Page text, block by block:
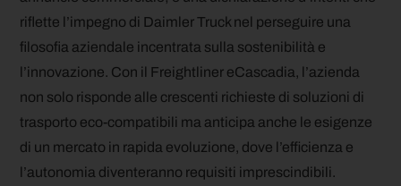
riflette l’impegno di Daimler Truck nel perseguire una
filosofia aziendale incentrata sulla sostenibilità e
l’innovazione. Con il Freightliner eCascadia, l’azienda
non solo risponde alle crescenti richieste di soluzioni di
trasporto eco-compatibili ma anticipa anche le esigenze
di un mercato in rapida evoluzione, dove l’efficienza e
l’autonomia diventeranno requisiti imprescindibili.